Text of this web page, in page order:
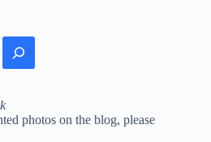
photos on the blog, please